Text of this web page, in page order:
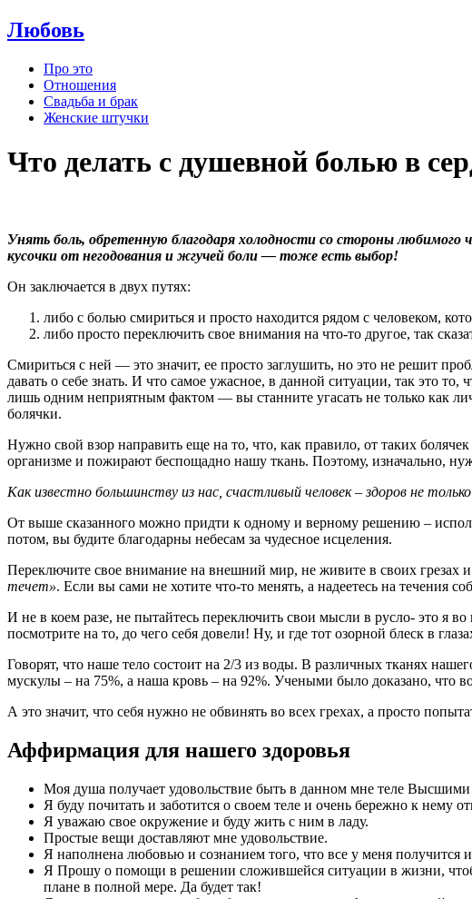
Любовь
Про это
Отношения
Свадьба и брак
Женские штучки
Что делать с душевной болью в
Унять боль, обретенную благодаря холодности со стороны любимого
кусочки от негодования и жгучей боли — тоже есть выбор!
Он заключается в двух путях:
либо с болью смириться и просто находится рядом с человеком,
либо просто переключить свое внимания на что-то другое, так
Смириться с ней — это значит, ее просто заглушить, но это не решит
давать о себе знать. И что самое ужасное, в данной ситуации, так это
лишь одним неприятным фактом — вы станните угасать не только как
болячки.
Нужно свой взор направить еще на то, что, как правило, от таких
организме и пожирают беспощадно нашу ткань. Поэтому, изначально,
Как известно большинству из нас, счастливый человек – здоров не
От выше сказанного можно придти к одному и верному решению –
потом, вы будите благодарны небесам за чудесное исцеления.
Переключите свое внимание на внешний мир, не живите в своих грезах и
течет». Если вы сами не хотите что-то менять, а надеетесь на течения
И не в коем разе, не пытайтесь переключить свои мысли в русло- это я
посмотрите на то, до чего себя довели! Ну, и где тот озорной блеск в
Говорят, что наше тело состоит на 2/3 из воды. В различных тканях
мускулы – на 75%, а наша кровь – на 92%. Учеными было доказано, что
А это значит, что себя нужно не обвинять во всех грехах, а просто
Аффирмация для нашего здоровья
Моя душа получает удовольствие быть в данном мне теле
Я буду почитать и заботится о своем теле и очень бережно к нему
Я уважаю свое окружение и буду жить с ним в ладу.
Простые вещи доставляют мне удовольствие.
Я наполнена любовью и сознанием того, что все у меня
Я Прошу о помощи в решении сложившейся ситуации в жизни,
плане в полной мере. Да будет так!